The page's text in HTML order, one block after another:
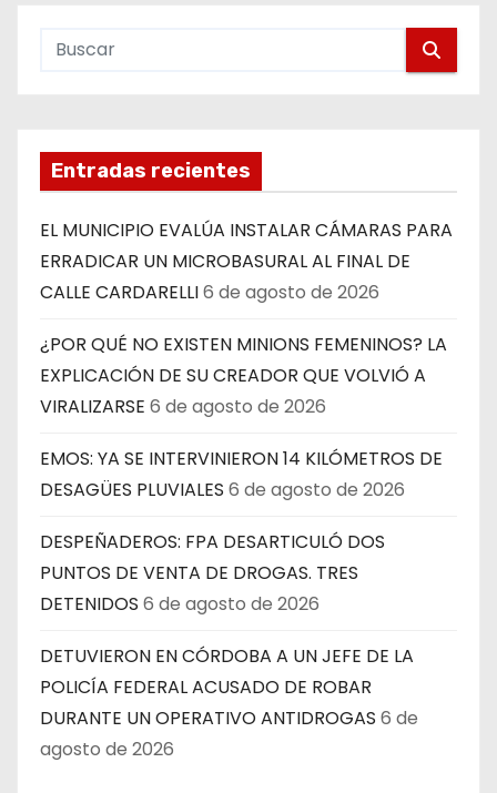
Entradas recientes
EL MUNICIPIO EVALÚA INSTALAR CÁMARAS PARA
ERRADICAR UN MICROBASURAL AL FINAL DE
CALLE CARDARELLI6 de agosto de 2026
¿POR QUÉ NO EXISTEN MINIONS FEMENINOS? LA
EXPLICACIÓN DE SU CREADOR QUE VOLVIÓ A
VIRALIZARSE 6 de agosto de 2026
EMOS: YA SE INTERVINIERON 14 KILÓMETROS DE
DESAGÜES PLUVIALES 6 de agosto de 2026
DESPEÑADEROS: FPA DESARTICULÓ DOS
PUNTOS DE VENTA DE DROGAS. TRES
DETENIDOS 6 de agosto de 2026
DETUVIERON EN CÓRDOBA A UN JEFE DE LA
POLICÍA FEDERAL ACUSADO DE ROBAR
DURANTE UN OPERATIVO ANTIDROGAS 6 de
agosto de 2026